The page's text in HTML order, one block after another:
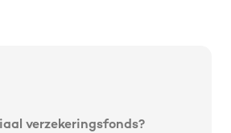
verzekeringsfonds?